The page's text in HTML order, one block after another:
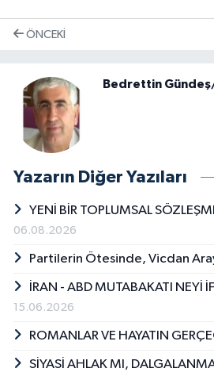
ÖNCEKI
Bedrettin
Yazarın Diğer Yazıları
YENİ BİR TOPLUMSAL
06.08.2026
Partilerin Ötesinde, Vicdan
İRAN - ABD MUTABAKATI NEYİ
15.06.2026
ROMANLAR VE HAYATIN
SİYASİ AHLAK MI,